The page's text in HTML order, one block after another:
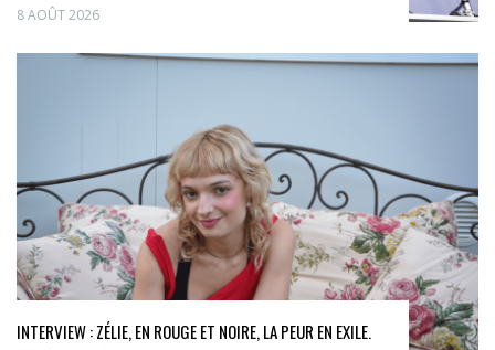
8 AOÛT 2026
INTERVIEW : ZÉLIE, EN ROUGE ET NOIRE, LA PEUR EN EXILE.